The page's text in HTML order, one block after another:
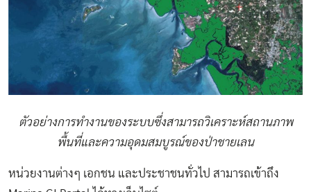
ตัวอย่างการทำงานของระบบซึ่งสามารถวิเคราะห์สถานภาพ
พื้นที่และความอุดมสมบูรณ์ของป่าชายเลน
หน่วยงานต่างๆ เอกชน และประชาชนทั่วไป สามารถเข้าถึง